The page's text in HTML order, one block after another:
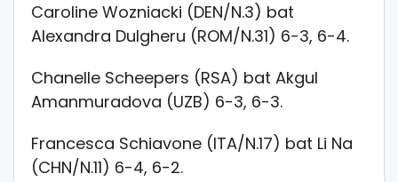
Caroline Wozniacki (DEN/N.3) bat
Alexandra Dulgheru (ROM/N.31) 6-3, 6-4.
Chanelle Scheepers (RSA) bat Akgul
Amanmuradova (UZB) 6-3, 6-3.
Francesca Schiavone (ITA/N.17) bat Li Na
(CHN/N.11) 6-4, 6-2.